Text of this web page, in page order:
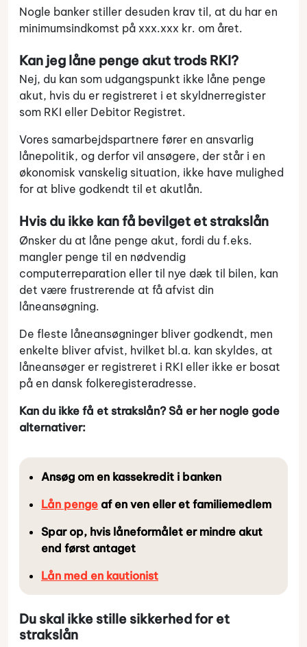
Nogle banker stiller desuden krav til, at du har en
minimumsindkomst på xxx.xxx kr. om året.
Kan jeg låne penge akut trods RKI?
Nej, du kan som udgangspunkt ikke låne penge
akut, hvis du er registreret i et skyldnerregister
som RKI eller Debitor Registret.
Vores samarbejdspartnere fører en ansvarlig
lånepolitik, og derfor vil ansøgere, der står i en
økonomisk vanskelig situation, ikke have mulighed
for at blive godkendt til et akutlån.
Hvis du ikke kan få bevilget et strakslån
Ønsker du at låne penge akut, fordi du f.eks.
mangler penge til en nødvendig
computerreparation eller til nye dæk til bilen, kan
det være frustrerende at få afvist din
låneansøgning.
De fleste låneansøgninger bliver godkendt, men
enkelte bliver afvist, hvilket bl.a. kan skyldes, at
låneansøger er registreret i RKI eller ikke er bosat
på en dansk folkeregisteradresse.
Kan du ikke få et strakslån? Så er her nogle gode
alternativer:
Ansøg om en kassekredit i banken
Lån penge af en ven eller et familiemedlem
Spar op, hvis låneformålet er mindre akut
end først antaget
Lån med en kautionist
Du skal ikke stille sikkerhed for et
strakslån